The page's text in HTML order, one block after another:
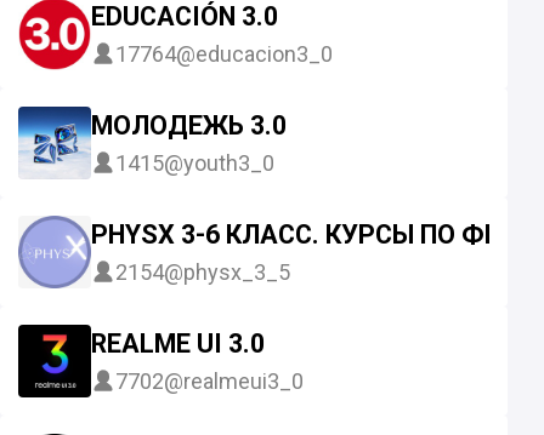
EDUCACIÓN 3.0
17764@educacion3_0
МОЛОДЕЖЬ 3.0
1415@youth3_0
PHYSX 3-6 КЛАСС. КУРСЫ ПО
2154@physx_3_5
REALME UI 3.0
7702@realmeui3_0